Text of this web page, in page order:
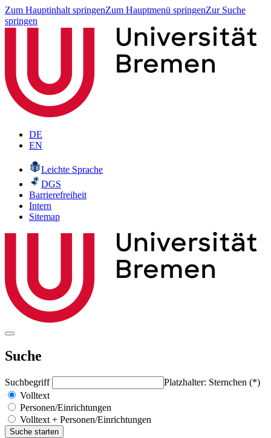
Zum Hauptinhalt springenZum Hauptmenü springenZur Suche
springen
DE
EN
Leichte Sprache
DGS
Barrierefreiheit
Intern
Sitemap
Suche
Suchbegriff
Platzhalter: Sternchen (*)
Volltext
Personen/Einrichtungen
Volltext + Personen/Einrichtungen